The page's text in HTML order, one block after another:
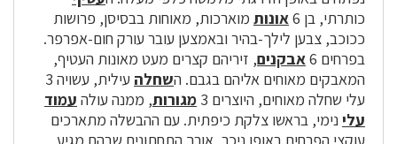
כותרתי, בן 6
אונות מוארכות, מאוחות בבסיסן, פרושות
ככוכב, צבען לילך-בהיר ובאמצען עובר עורק חום-אפרפר.
בפרחים 6
אבקנים, זיריהם קצרים מעט מאונות העטיף,
המאבקים מאוחים אליהם בגבם. השחלה
עילית, עשויה 3
עלי שחלה מאוחים, היוצרים 3
מגורות, ממנה עולה עמוד
עלי נימי, בראשו צלקת כיפתית. עם ההבשלה מתארכים